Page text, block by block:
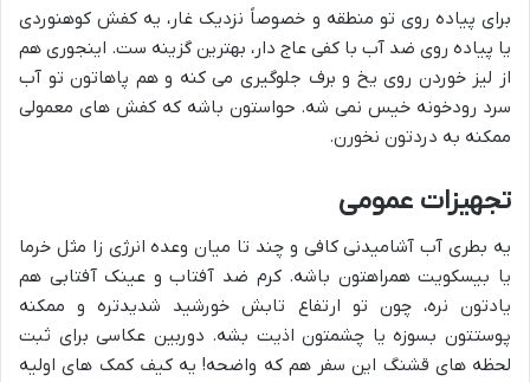
برای پیاده روی تو منطقه و خصوصاً نزدیک غار، یه کفش کوهنوردی
یا پیاده روی ضد آب با کفی عاج دار، بهترین گزینه ست. اینجوری هم
از لیز خوردن روی یخ و برف جلوگیری می کنه و هم پاهاتون تو آب
سرد رودخونه خیس نمی شه. حواستون باشه که کفش های معمولی
ممکنه به دردتون نخورن.
تجهیزات عمومی
یه بطری آب آشامیدنی کافی و چند تا میان وعده انرژی زا مثل خرما
یا بیسکویت همراهتون باشه. کرم ضد آفتاب و عینک آفتابی هم
یادتون نره، چون تو ارتفاع تابش خورشید شدیدتره و ممکنه
پوستتون بسوزه یا چشمتون اذیت بشه. دوربین عکاسی برای ثبت
لحظه های قشنگ این سفر هم که واضحه! یه کیف کمک های اولیه